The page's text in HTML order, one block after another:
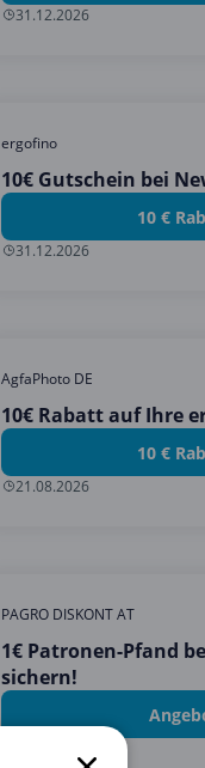
31.12.2026
ergofino
10€ Gutschein bei
10 €
31.12.2026
AgfaPhoto DE
10€ Rabatt auf Ihre
10 €
21.08.2026
PAGRO DISKONT AT
1€ Patronen-Pfand
sichern!